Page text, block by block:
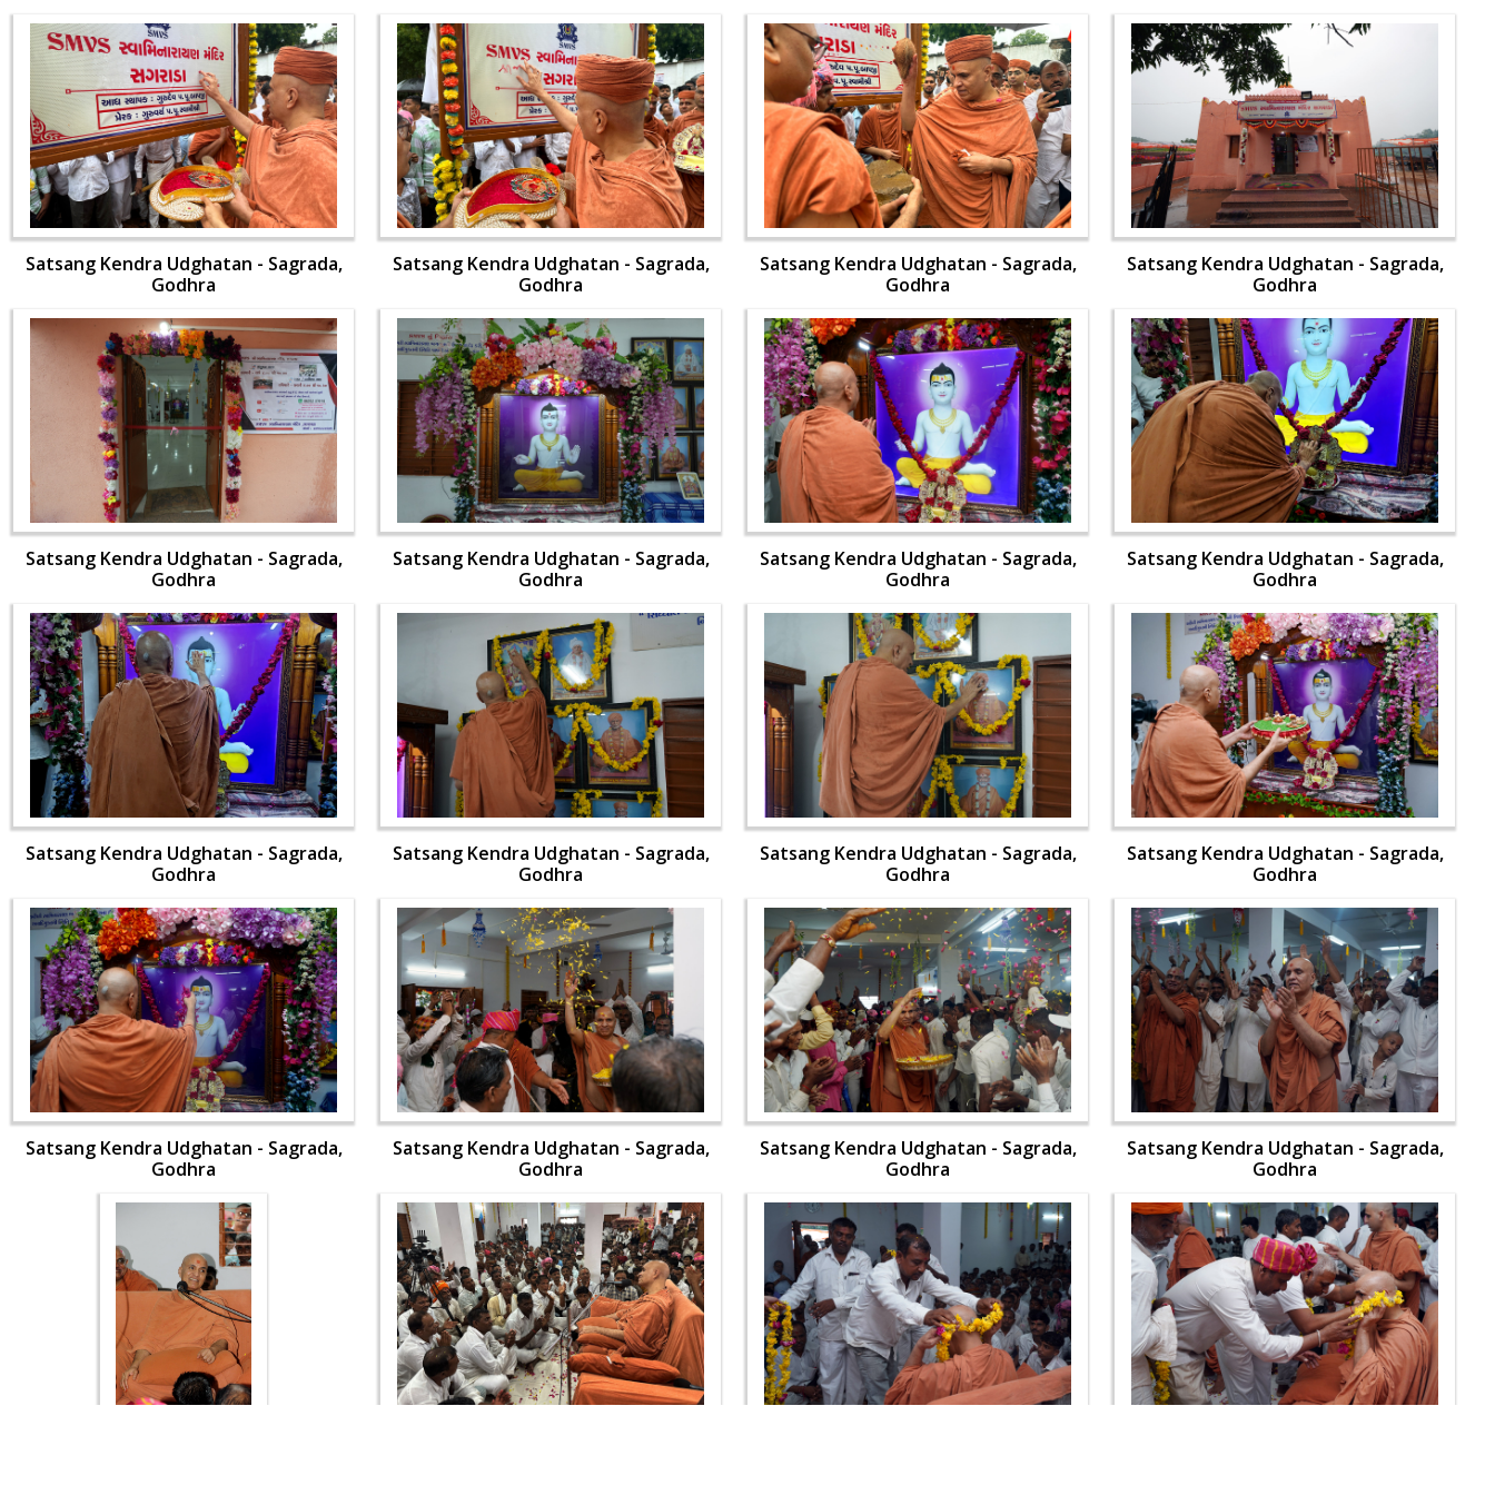
Satsang Kendra Udghatan - Sagrada,
Godhra
Satsang Kendra Udghatan - Sagrada,
Godhra
Satsang Kendra Udghatan - Sagrada,
Godhra
Satsang Kendra Udghatan - Sagrada,
Godhra
Satsang Kendra Udghatan - Sagrada,
Godhra
Satsang Kendra Udghatan - Sagrada,
Godhra
Satsang Kendra Udghatan - Sagrada,
Godhra
Satsang Kendra Udghatan - Sagrada,
Godhra
Satsang Kendra Udghatan - Sagrada,
Godhra
Satsang Kendra Udghatan - Sagrada,
Godhra
Satsang Kendra Udghatan - Sagrada,
Godhra
Satsang Kendra Udghatan - Sagrada,
Godhra
Satsang Kendra Udghatan - Sagrada,
Godhra
Satsang Kendra Udghatan - Sagrada,
Godhra
Satsang Kendra Udghatan - Sagrada,
Godhra
Satsang Kendra Udghatan - Sagrada,
Godhra